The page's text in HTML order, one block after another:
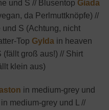
und S // Blusentop Giada
da Perlmuttknöpfe) //
und S (Achtung, nicht
Top Gylda in heaven
(fällt groß aus!) // Shirt
klein aus)
in medium-grey und
in medium-grey und L //